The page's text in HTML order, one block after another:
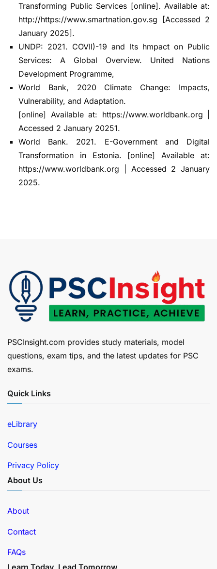
Transforming Public Services [online]. Available at:
http://https://www.smartnation.gov.sg [Accessed 2
January 2025].
UNDP: 2021. COVII)-19 and lts hmpact on Public
Services: A Global Overview. United Nations
Development Programme,
World Bank, 2020 Climate Change: Impacts,
Vulnerability, and Adaptation.
[online] Available at: https://www.worldbank.org |
Accessed 2 January 20251.
World Bank. 2021. E-Government and Digital
Transformation in Estonia. [online] Available at:
https://www.worldbank.org | Accessed 2 January
2025.
PSCInsight.com provides study materials, model
questions, exam tips, and the latest updates for PSC
exams.
Quick Links
eLibrary
Courses
Privacy Policy
About Us
About
Contact
FAQs